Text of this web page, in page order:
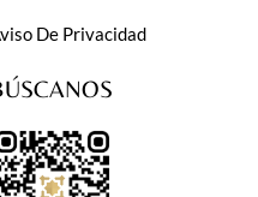
De Privacidad